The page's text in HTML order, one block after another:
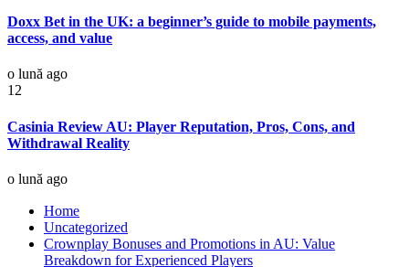
Doxx Bet in the UK: a beginner’s guide to mobile payments,
access, and value
o lună ago
12
Casinia Review AU: Player Reputation, Pros, Cons, and
Withdrawal Reality
o lună ago
Home
Uncategorized
Crownplay Bonuses and Promotions in AU: Value
Breakdown for Experienced Players